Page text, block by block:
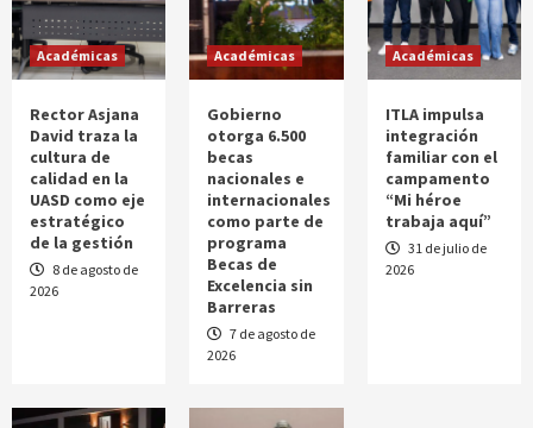
3
Salud
SNS autoriza instalación de consultorio
Académicas
Rector Asjana
David traza la
cultura de
calidad en la
UASD como eje
estratégico
de la gestión
8 de agosto de
2026
Académicas
Gobierno
otorga 6.500
becas
nacionales e
internacionales
como parte de
programa
Becas de
Excelencia sin
Barreras
7 de agosto de
2026
Académicas
ITLA impulsa
integración
familiar con el
campamento
“Mi héroe
trabaja aquí”
31 de julio de
2026